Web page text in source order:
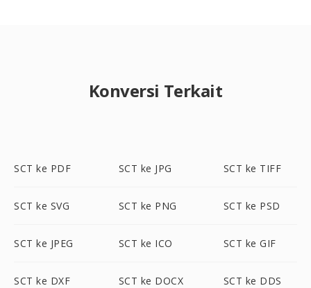
Konversi Terkait
SCT ke PDF SCT ke JPG SCT ke TIFF
SCT ke SVG SCT ke PNG SCT ke PSD
SCT ke JPEG SCT ke ICO SCT ke GIF
SCT ke DXF SCT ke DOCX SCT ke DDS